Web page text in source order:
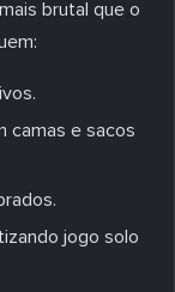
brutal que o
camas e sacos
jogo solo